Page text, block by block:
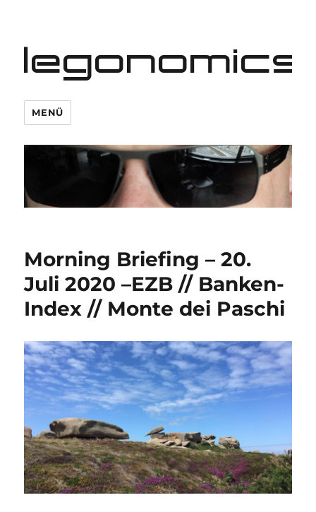
legonomics
MENÜ
Morning Briefing – 20.
Juli 2020 –EZB // Banken-
Index // Monte dei Paschi